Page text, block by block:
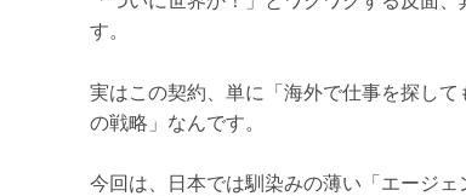
す。
実はこの契約、単に「海外で仕事を探して
の戦略」なんです。
今回は、日本では馴染みの薄い「エージ